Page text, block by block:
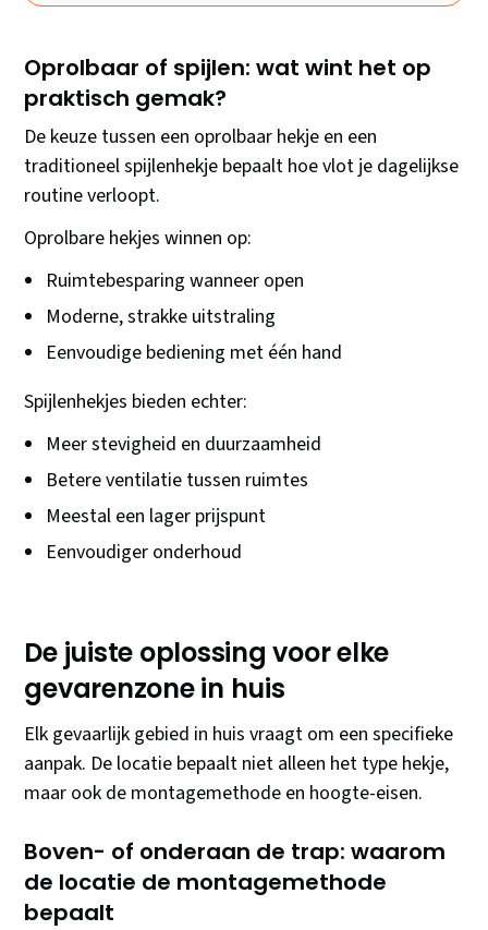
Oprolbaar of spijlen: wat wint het op
praktisch gemak?
De keuze tussen een oprolbaar hekje en een
traditioneel spijlenhekje bepaalt hoe vlot je dagelijkse
routine verloopt.
Oprolbare hekjes winnen op:
Ruimtebesparing wanneer open
Moderne, strakke uitstraling
Eenvoudige bediening met één hand
Spijlenhekjes bieden echter:
Meer stevigheid en duurzaamheid
Betere ventilatie tussen ruimtes
Meestal een lager prijspunt
Eenvoudiger onderhoud
De juiste oplossing voor elke
gevarenzone in huis
Elk gevaarlijk gebied in huis vraagt om een specifieke
aanpak. De locatie bepaalt niet alleen het type hekje,
maar ook de montagemethode en hoogte-eisen.
Boven- of onderaan de trap: waarom
de locatie de montagemethode
bepaalt